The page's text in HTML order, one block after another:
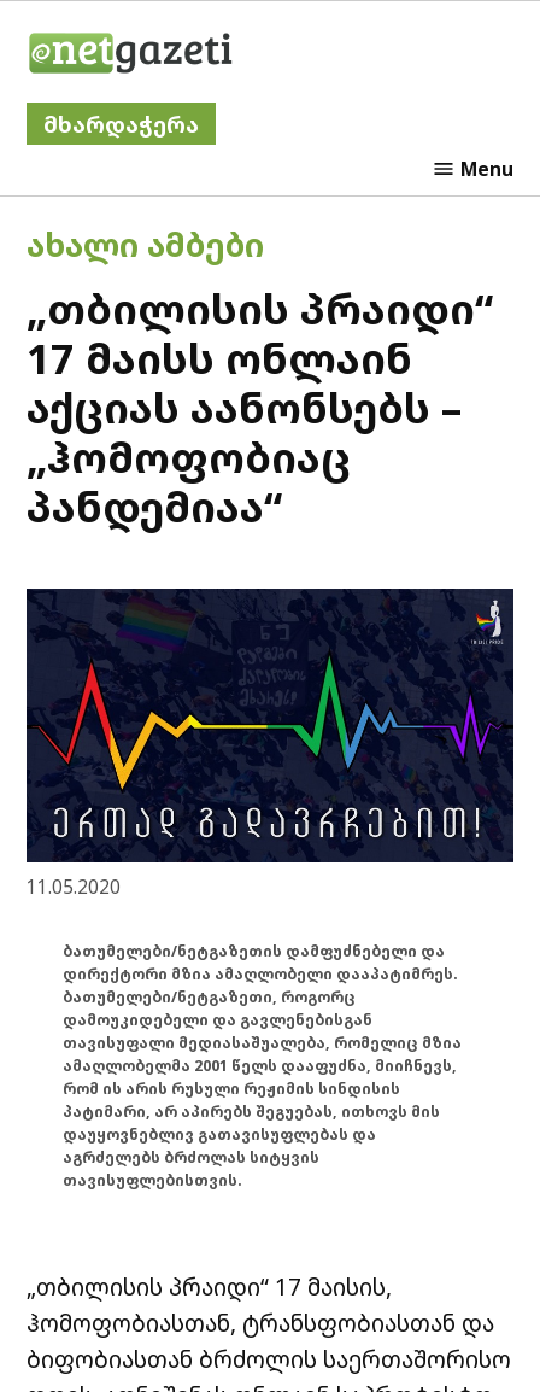
მხარდაჭერა
Menu
POSTED
ᲐᲮᲐᲚᲘ ᲐᲛᲑᲔᲑᲘ
„თბილისის პრაიდი“
17 მაისს ონლაინ
აქციას აანონსებს –
„ჰომოფობიაც
პანდემიაა“
11.05.2020
ბათუმელები/ნეტგაზეთის დამფუძნებელი და
დირექტორი მზია ამაღლობელი დააპატიმრეს.
ბათუმელები/ნეტგაზეთი, როგორც
დამოუკიდებელი და გავლენებისგან
თავისუფალი მედიასაშუალება, რომელიც მზია
ამაღლობელმა 2001 წელს დააფუძნა, მიიჩნევს,
რომ ის არის რუსული რეჟიმის სინდისის
პატიმარი, არ აპირებს შეგუებას, ითხოვს მის
დაუყოვნებლივ გათავისუფლებას და
აგრძელებს ბრძოლას სიტყვის
თავისუფლებისთვის.
„თბილისის პრაიდი“ 17 მაისის,
ჰომოფობიასთან, ტრანსფობიასთან და
ბიფობიასთან ბრძოლის საერთაშორისო